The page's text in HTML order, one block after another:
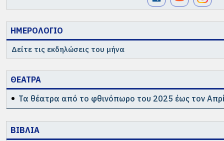
ΗΜΕΡΟΛΟΓΙΟ
Δείτε τις εκδηλώσεις του μήνα
ΘΕΑΤΡΑ
Τα θέατρα από το φθινόπωρο του 2025 έως τον
ΒΙΒΛΙΑ